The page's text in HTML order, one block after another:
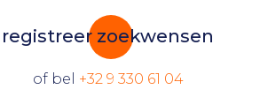
registreer zoekwensen
of bel +32 9 330 61 04